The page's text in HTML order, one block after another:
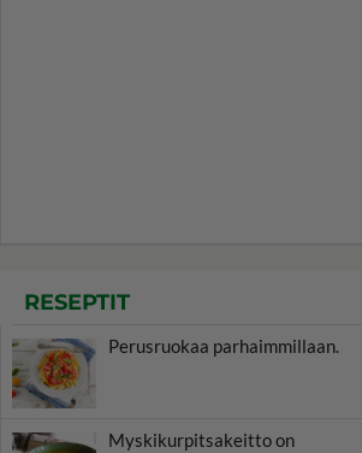
RESEPTIT
Perusruokaa parhaimmillaan.
Myskikurpitsakeitto on